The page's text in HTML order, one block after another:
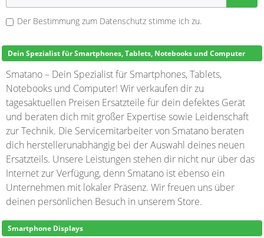
Der Bestimmung zum Datenschutz stimme ich zu.
Dein Spezialist für Smartphones, Tablets, Notebooks und Computer
Smatano – Dein Spezialist für Smartphones, Tablets,
Notebooks und Computer! Wir verkaufen dir zu
tagesaktuellen Preisen Ersatzteile für dein defektes Gerät
und beraten dich mit großer Expertise sowie Leidenschaft
zur Technik. Die Servicemitarbeiter von Smatano beraten
dich herstellerunabhängig bei der Auswahl deines neuen
Ersatzteils. Unsere Leistungen stehen dir nicht nur über das
Internet zur Verfügung, denn Smatano ist ebenso ein
Unternehmen mit lokaler Präsenz. Wir freuen uns über
deinen persönlichen Besuch in unserem Store.
Smartphone Displays